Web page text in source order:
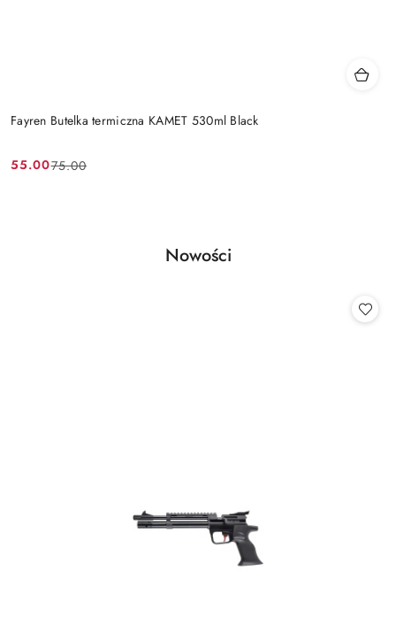
Fayren Butelka termiczna KAMET 530ml Black
Cena
55.00
Cena
75.00
Pomiń karuzelę produktów
Produkty
Nowości